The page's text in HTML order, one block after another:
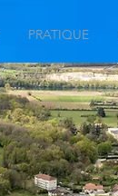
PRATIQUE